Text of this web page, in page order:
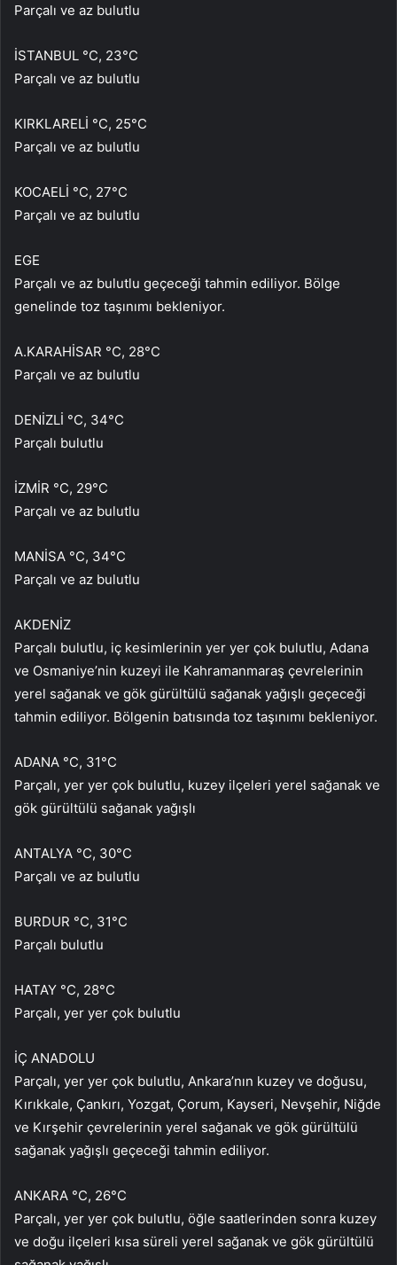
Parçalı ve az bulutlu
İSTANBUL °C, 23°C
Parçalı ve az bulutlu
KIRKLARELİ °C, 25°C
Parçalı ve az bulutlu
KOCAELİ °C, 27°C
Parçalı ve az bulutlu
EGE
Parçalı ve az bulutlu geçeceği tahmin ediliyor. Bölge
genelinde toz taşınımı bekleniyor.
A.KARAHİSAR °C, 28°C
Parçalı ve az bulutlu
DENİZLİ °C, 34°C
Parçalı bulutlu
İZMİR °C, 29°C
Parçalı ve az bulutlu
MANİSA °C, 34°C
Parçalı ve az bulutlu
AKDENİZ
Parçalı bulutlu, iç kesimlerinin yer yer çok bulutlu, Adana
ve Osmaniye’nin kuzeyi ile Kahramanmaraş çevrelerinin
yerel sağanak ve gök gürültülü sağanak yağışlı geçeceği
tahmin ediliyor. Bölgenin batısında toz taşınımı bekleniyor.
ADANA °C, 31°C
Parçalı, yer yer çok bulutlu, kuzey ilçeleri yerel sağanak ve
gök gürültülü sağanak yağışlı
ANTALYA °C, 30°C
Parçalı ve az bulutlu
BURDUR °C, 31°C
Parçalı bulutlu
HATAY °C, 28°C
Parçalı, yer yer çok bulutlu
İÇ ANADOLU
Parçalı, yer yer çok bulutlu, Ankara’nın kuzey ve doğusu,
Kırıkkale, Çankırı, Yozgat, Çorum, Kayseri, Nevşehir, Niğde
ve Kırşehir çevrelerinin yerel sağanak ve gök gürültülü
sağanak yağışlı geçeceği tahmin ediliyor.
ANKARA °C, 26°C
Parçalı, yer yer çok bulutlu, öğle saatlerinden sonra kuzey
ve doğu ilçeleri kısa süreli yerel sağanak ve gök gürültülü